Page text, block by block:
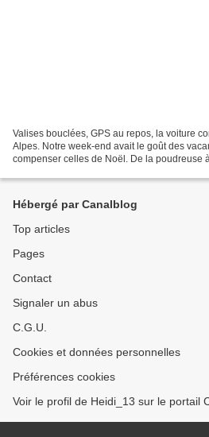
Valises bouclées, GPS au repos, la voiture
Alpes. Notre week-end avait le goût des
compenser celles de Noël. De la poudreuse
Hébergé par Canalblog
Top articles
Pages
Contact
Signaler un abus
C.G.U.
Cookies et données personnelles
Préférences cookies
Voir le profil de Heidi_13 sur le portail